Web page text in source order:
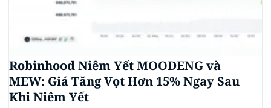
Robinhood Niêm Yết MOODENG và
MEW: Giá Tăng Vọt Hơn 15% Ngay Sau
Khi Niêm Yết